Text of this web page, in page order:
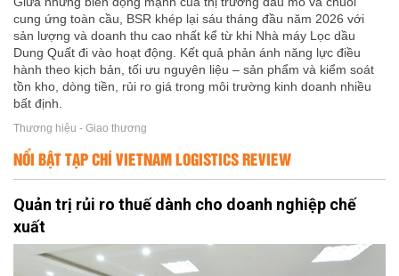
cung ứng toàn cầu, BSR khép lại sáu tháng đầu năm 2026 với
sản lượng và doanh thu cao nhất kể từ khi Nhà máy Lọc dầu
Dung Quất đi vào hoạt động. Kết quả phản ánh năng lực điều
hành theo kịch bản, tối ưu nguyên liệu – sản phẩm và kiểm soát
tồn kho, dòng tiền, rủi ro giá trong môi trường kinh doanh nhiều
bất định.
Thương hiệu - Giao thương
NỔI BẬT TẠP CHÍ VIETNAM LOGISTICS REVIEW
Quản trị rủi ro thuế dành cho doanh nghiệp chế
xuất